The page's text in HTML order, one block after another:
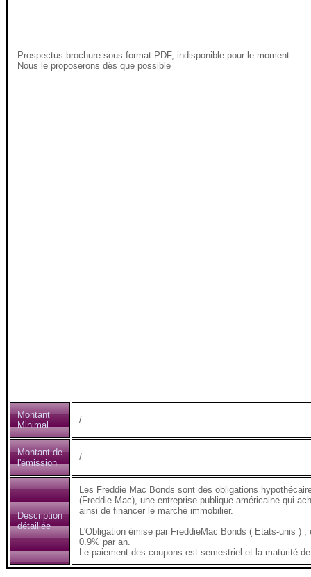
Prospectus brochure sous format PDF, indisponible pour le moment
Nous le proposerons dès que possible
Montant
Minimal
/
Montant de
l'émission
/
Description
détaillée
Les Freddie Mac Bonds sont des obligations
(Freddie Mac), une entreprise publique américaine qui
ainsi de financer le marché immobilier.
L'Obligation émise par FreddieMac Bonds ( Etats-unis )
0.9% par an.
Le paiement des coupons est semestriel et la maturité